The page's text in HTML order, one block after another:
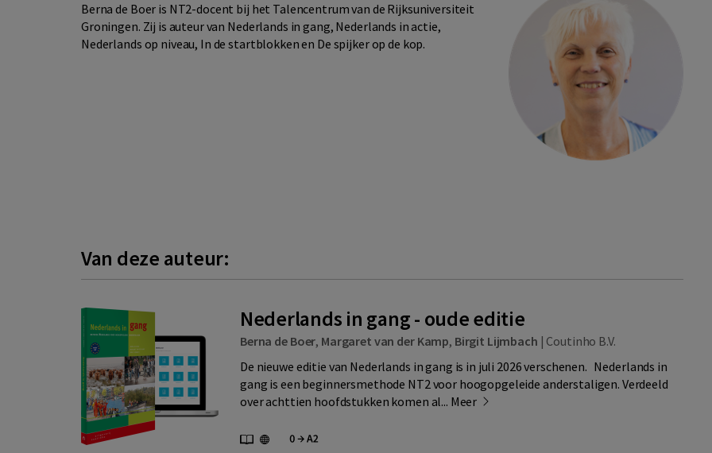
Berna de Boer is NT2-docent bij het Talencentrum van de Rijksuniversiteit
Groningen. Zij is auteur van Nederlands in gang, Nederlands in actie,
Nederlands op niveau, In de startblokken en De spijker op de kop.
Van deze auteur:
Nederlands in gang - oude editie
Berna de Boer, Margaret van der Kamp, Birgit Lijmbach | Coutinho B.V.
De nieuwe editie van Nederlands in gang is in juli 2026 verschenen. Nederlands in
gang is een beginnersmethode NT2 voor hoogopgeleide anderstaligen. Verdeeld
over achttien hoofdstukken komen al... Meer